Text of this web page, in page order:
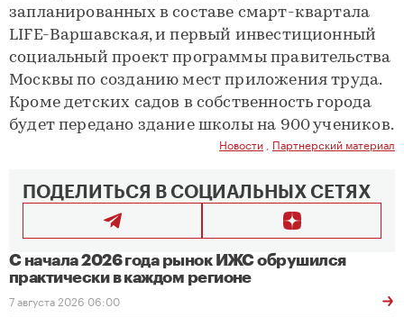
запланированных в составе смарт-квартала
LIFE-Варшавская, и первый инвестиционный
социальный проект программы правительства
Москвы по созданию мест приложения труда.
Кроме детских садов в собственность города
будет передано здание школы на 900 учеников.
Новости Партнерский материал
ПОДЕЛИТЬСЯ В СОЦИАЛЬНЫХ СЕТЯХ
С начала 2026 года рынок ИЖС обрушился
практически в каждом регионе
7 августа 2026 06:00